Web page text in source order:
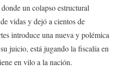
un colapso estructural
vidas y dejó a cientos de
introduce una nueva y polémica
juicio, está jugando la fiscalía en
en vilo a la nación.